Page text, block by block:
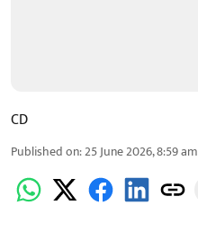
CD
Published on:25 June 2026, 8:59 am